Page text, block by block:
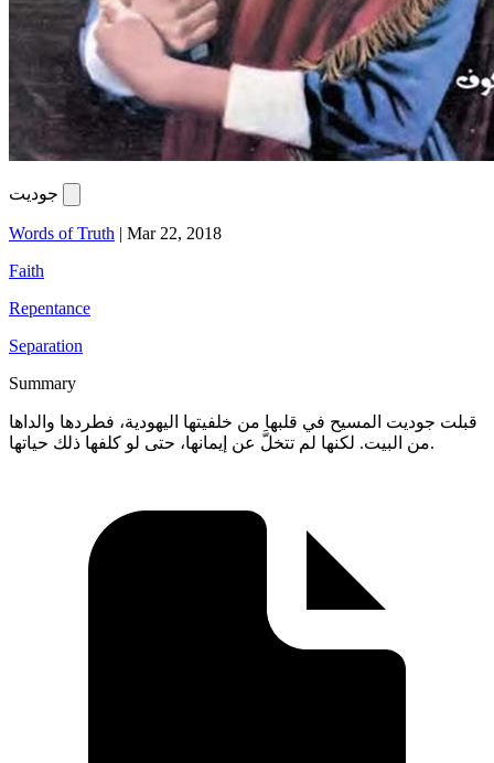
Words of Truth | Mar 22, 2018
Faith
Repentance
Separation
Summary
قبلت جوديت المسيح في قلبها من خلفيتها اليهودية، فطردها والداها
من البيت. لكنها لم تتخلَّ عن إيمانها، حتى لو كلفها ذلك حياتها.